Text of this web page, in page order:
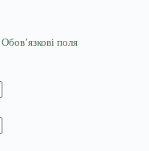
Обов’язкові поля